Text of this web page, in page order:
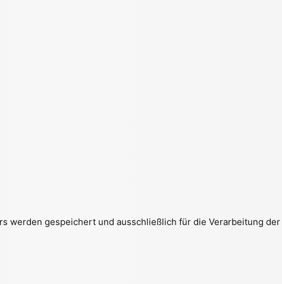
werden gespeichert und ausschließlich für die Verarbeitung